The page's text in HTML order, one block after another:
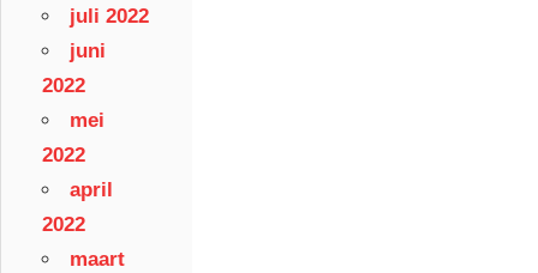
juli 2022
juni
2022
mei
2022
april
2022
maart